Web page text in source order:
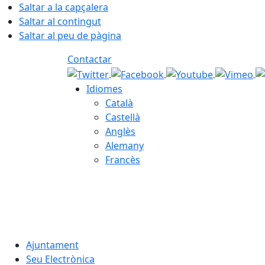
Saltar a la capçalera
Saltar al contingut
Saltar al peu de pàgina
Contactar
Idiomes
Català
Castellà
Anglès
Alemany
Francès
Ajuntament
Seu Electrònica